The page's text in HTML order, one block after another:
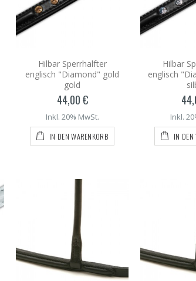
Hilbar Sperrhalfter
englisch "Diamond" gold
gold
44,00 €
Inkl. 20% MwSt.
IN DEN WARENKORB
Hilbar
englisch
Inkl.
IN DEN